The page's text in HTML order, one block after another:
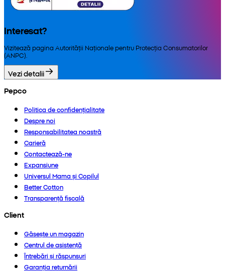
Interesat?
Vizitează pagina Autorității Naționale pentru Protecția Consumatorilor
(ANPC).
Vezi detalii
Pepco
Politica de confidențialitate
Despre noi
Responsabilitatea noastră
Carieră
Contactează-ne
Expansiune
Universul Mama și Copilul
Better Cotton
Transparență fiscală
Client
Găsește un magazin
Centrul de asistență
Întrebări și răspunsuri
Garanția returnării